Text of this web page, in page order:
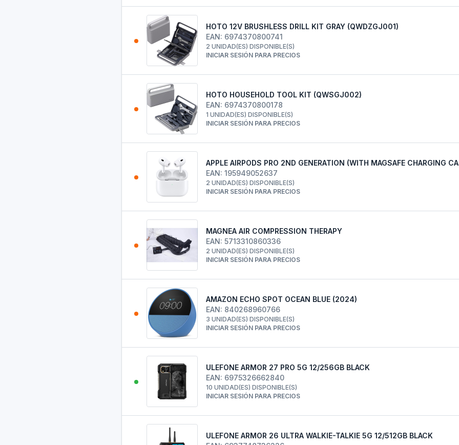
HOTO 12V BRUSHLESS DRILL KIT GRAY (QWDZGJ001)
EAN: 6974370800741
2 UNIDAD(ES) DISPONIBLE(S)
INICIAR SESIÓN PARA PRECIOS
HOTO HOUSEHOLD TOOL KIT (QWSGJ002)
EAN: 6974370800178
1 UNIDAD(ES) DISPONIBLE(S)
INICIAR SESIÓN PARA PRECIOS
APPLE AIRPODS PRO 2ND GENERATION (WITH MAGSAFE CHARGING
EAN: 195949052637
2 UNIDAD(ES) DISPONIBLE(S)
INICIAR SESIÓN PARA PRECIOS
MAGNEA AIR COMPRESSION THERAPY
EAN: 5713310860336
2 UNIDAD(ES) DISPONIBLE(S)
INICIAR SESIÓN PARA PRECIOS
AMAZON ECHO SPOT OCEAN BLUE (2024)
EAN: 840268960766
3 UNIDAD(ES) DISPONIBLE(S)
INICIAR SESIÓN PARA PRECIOS
ULEFONE ARMOR 27 PRO 5G 12/256GB BLACK
EAN: 6975326662840
10 UNIDAD(ES) DISPONIBLE(S)
INICIAR SESIÓN PARA PRECIOS
ULEFONE ARMOR 26 ULTRA WALKIE-TALKIE 5G 12/512GB BLACK